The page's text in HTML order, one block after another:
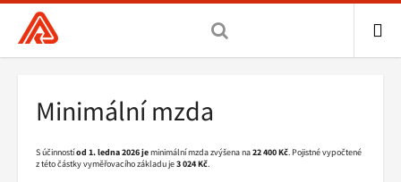
Všeobecná
zdravotní
hlavní
Drobečková
navigace
Minimální mzda
S účinnostíod 1. ledna 2026 jeminimální mzda zvýšena na22 400 Kč. Pojistné vypočtené
z této částky vyměřovacího základu je3 024 Kč.